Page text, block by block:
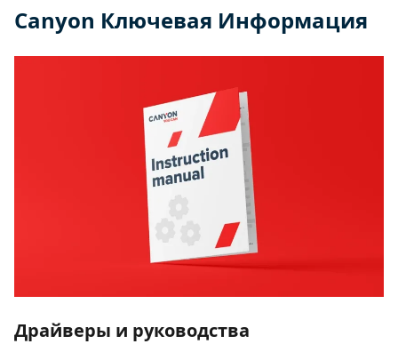
Canyon Ключевая Информация
Драйверы и руководства